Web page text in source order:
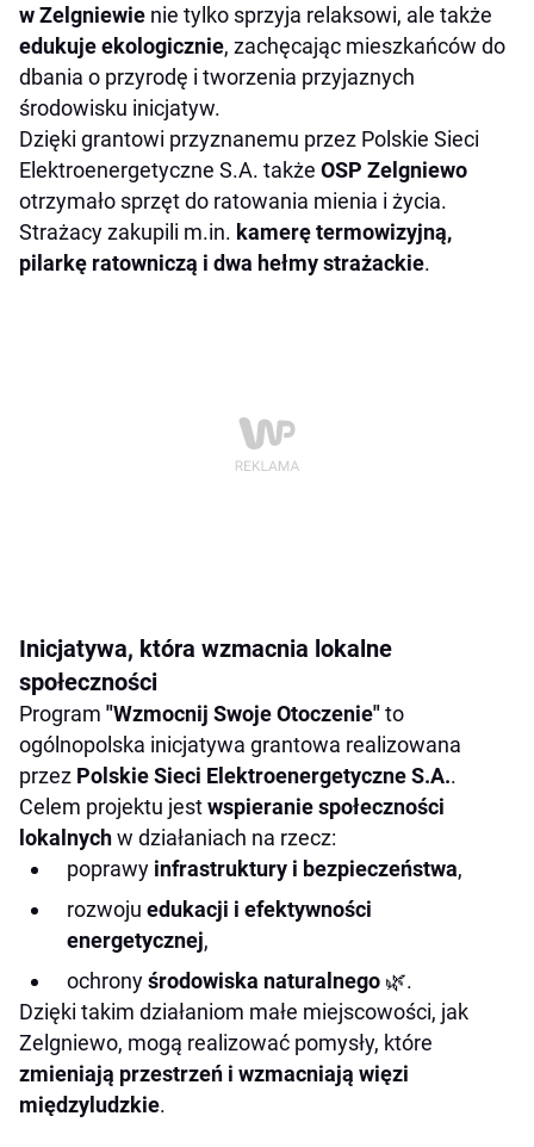
w Zelgniewie nie tylko sprzyja relaksowi, ale także
edukuje ekologicznie, zachęcając mieszkańców do
dbania o przyrodę i tworzenia przyjaznych
środowisku inicjatyw.
Dzięki grantowi przyznanemu przez Polskie Sieci
Elektroenergetyczne S.A. także OSP Zelgniewo
otrzymało sprzęt do ratowania mienia i życia.
Strażacy zakupili m.in. kamerę termowizyjną,
pilarkę ratowniczą i dwa hełmy strażackie.
Inicjatywa, która wzmacnia lokalne
społeczności
Program "Wzmocnij Swoje Otoczenie"to
ogólnopolska inicjatywa grantowa realizowana
przez Polskie Sieci Elektroenergetyczne S.A..
Celem projektu jestwspieranie społeczności
lokalnychw działaniach na rzecz:
poprawy infrastruktury i bezpieczeństwa,
rozwoju edukacji i efektywności
energetycznej,
ochronyśrodowiska naturalnego 🌿.
Dzięki takim działaniom małe miejscowości, jak
Zelgniewo, mogą realizować pomysły, które
zmieniają przestrzeń i wzmacniają więzi
międzyludzkie.